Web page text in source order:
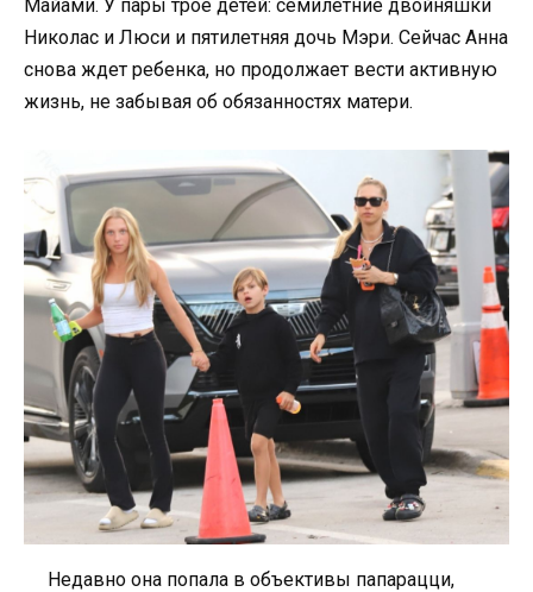
Майами. У пары трое детей: семилетние двойняшки
Николас и Люси и пятилетняя дочь Мэри. Сейчас Анна
снова ждет ребенка, но продолжает вести активную
жизнь, не забывая об обязанностях матери.
Недавно она попала в объективы папарацци,